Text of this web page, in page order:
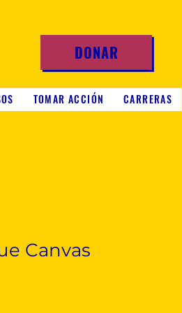
DONAR
TOMAR ACCIÓN CARRERAS
Canvas